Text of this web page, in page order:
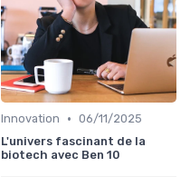
Innovation • 06/11/2025
L'univers fascinant de la
biotech avec Ben 10